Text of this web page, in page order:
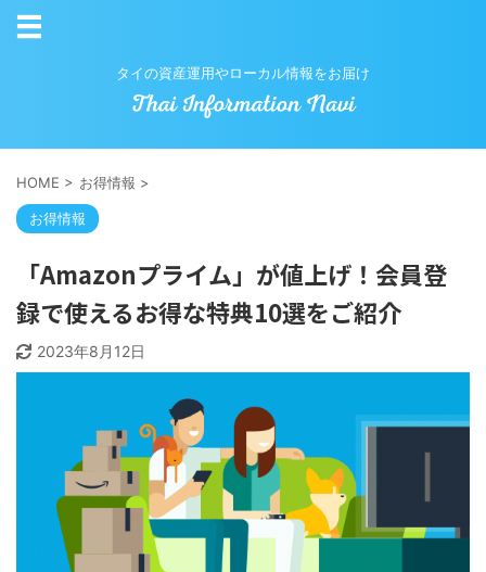
タイの資産運用やローカル情報をお届け
HOME > お得情報 >
お得情報
「Amazonプライム」が値上げ！会員登
録で使えるお得な特典10選をご紹介
2023年8月12日